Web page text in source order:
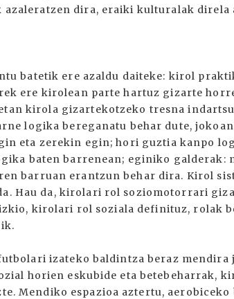
dira, eraiki kulturalak direla
batetik ere azaldu daiteke: kirol
ere kirolean parte hartuz gizarte
kirola gizartekotzeko tresna
logika bereganatu behar dute,
eta zerekin egin; hori guztia kanpo
baten barrenean; eginiko galderak:
barruan erantzun behar dira. Kirol
Hau da, kirolari rol soziomotorrari
kirolari rol soziala definituz, rolak
izateko baldintza beraz mendira
horien eskubide eta betebeharrak,
Mendiko espazioa aztertu,